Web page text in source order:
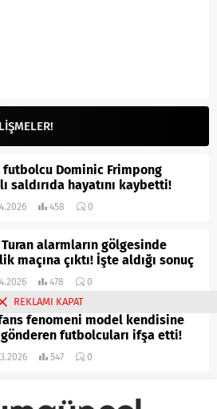
futbolcu Dominic Frimpong
saldırıda hayatını kaybetti!
458 0
alarmların gölgesinde
maçına çıktı! İşte aldığı sonuç
478 0
fenomeni model kendisine
futbolcuları ifşa etti!
547 0
REKLAMI KAPAT